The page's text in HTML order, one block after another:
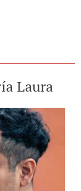
Laura